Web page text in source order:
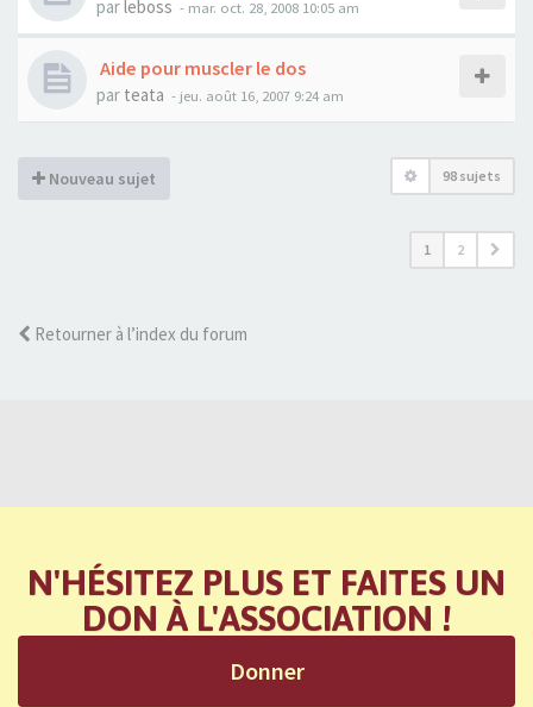
parleboss - mar. oct. 28, 2008 10:05 am
Aide pour muscler le dos
par teata - jeu. août 16, 2007 9:24 am
Nouveau sujet 98 sujets
1 2
Retourner à l’index du forum
N'HÉSITEZ PLUS ET FAITES UN
DON À L'ASSOCIATION !
Donner